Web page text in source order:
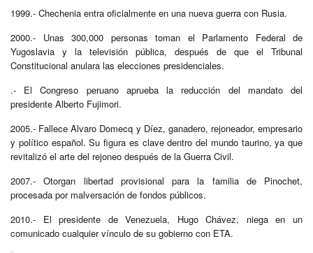
1999.- Chechenia entra oficialmente en una nueva guerra con Rusia.
2000.- Unas 300,000 personas toman el Parlamento Federal de
Yugoslavia y la televisión pública, después de que el Tribunal
Constitucional anulara las elecciones presidenciales.
.- El Congreso peruano aprueba la reducción del mandato del
presidente Alberto Fujimori.
2005.- Fallece Alvaro Domecq y Díez, ganadero, rejoneador, empresario
y político español. Su figura es clave dentro del mundo taurino, ya que
revitalizó el arte del rejoneo después de la Guerra Civil.​
2007.- Otorgan libertad provisional para la familia de Pinochet,
procesada por malversación de fondos públicos.
2010.- El presidente de Venezuela, Hugo Chávez, niega en un
comunicado cualquier vínculo de su gobierno con ETA.